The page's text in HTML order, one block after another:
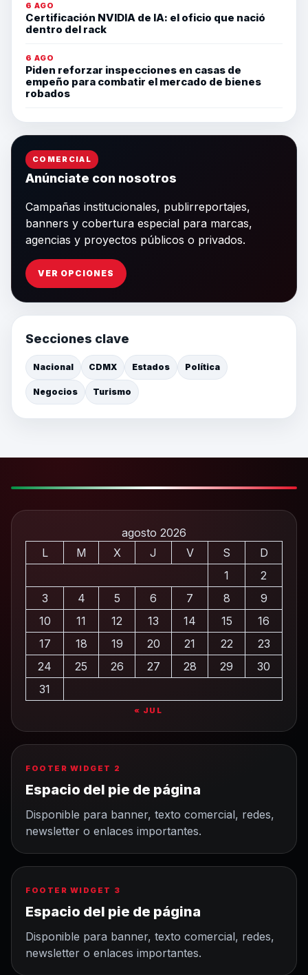
6 AGO
Certificación NVIDIA de IA: el oficio que nació
dentro del rack
6 AGO
Piden reforzar inspecciones en casas de
empeño para combatir el mercado de bienes
robados
COMERCIAL
Anúnciate con nosotros
Campañas institucionales, publirreportajes,
banners y cobertura especial para marcas,
agencias y proyectos públicos o privados.
VER OPCIONES
Secciones clave
Nacional CDMX Estados Política
Negocios Turismo
agosto 2026
L
M X J V S
D
1
2
3
4 5 6 7 8
9
10
11 12 13 14 15
16
17
18 19 20 21 22
23
24
25 26 27 28 29
30
31
« JUL
FOOTER WIDGET 2
Espacio del pie de página
Disponible para banner, texto comercial, redes,
newsletter o enlaces importantes.
FOOTER WIDGET 3
Espacio del pie de página
Disponible para banner, texto comercial, redes,
newsletter o enlaces importantes.